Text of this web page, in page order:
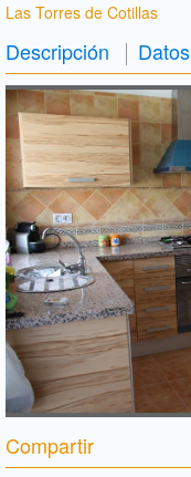
Las Torres de Cotillas
Descripción Datos
Compartir